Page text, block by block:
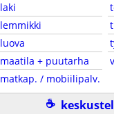
laki
lemmikki
luova
maatila + puutarha
matkap. / mobiilipalv.
☕